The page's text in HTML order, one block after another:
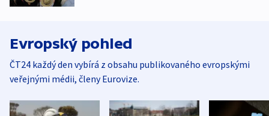
Evropský pohled
ČT24 každý den vybírá z obsahu publikovaného evropskými
veřejnými médii, členy Eurovize.